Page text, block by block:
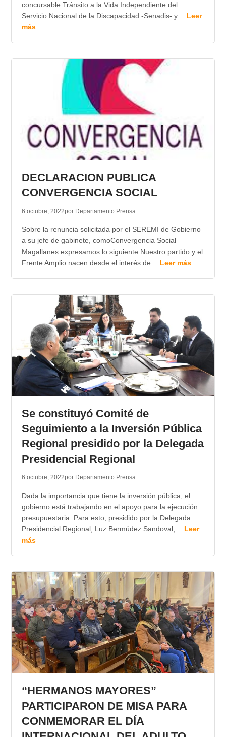
concursable Tránsito a la Vida Independiente del
Servicio Nacional de la Discapacidad -Senadis- y… Leer
más
DECLARACION PUBLICA
CONVERGENCIA SOCIAL
6 octubre, 2022por Departamento Prensa
Sobre la renuncia solicitada por el SEREMI de Gobierno
a su jefe de gabinete, comoConvergencia Social
Magallanes expresamos lo siguiente:Nuestro partido y el
Frente Amplio nacen desde el interés de… Leer más
Se constituyó Comité de
Seguimiento a la Inversión Pública
Regional presidido por la Delegada
Presidencial Regional
6 octubre, 2022por Departamento Prensa
Dada la importancia que tiene la inversión pública, el
gobierno está trabajando en el apoyo para la ejecución
presupuestaria. Para esto, presidido por la Delegada
Presidencial Regional, Luz Bermúdez Sandoval,… Leer
más
“HERMANOS MAYORES”
PARTICIPARON DE MISA PARA
CONMEMORAR EL DÍA